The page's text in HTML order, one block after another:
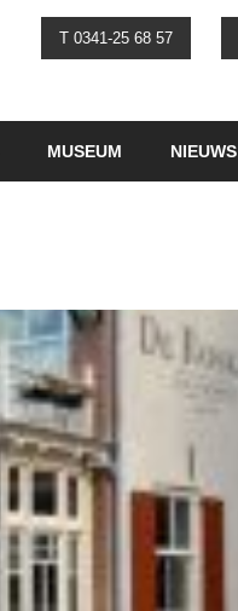
MUSEUM NIEUWS
T 0341-25 68 57